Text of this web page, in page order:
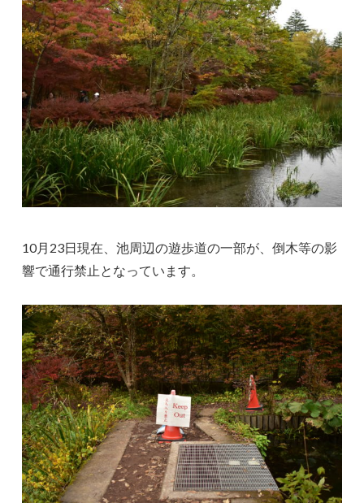
10月23日現在、池周辺の遊歩道の一部が、倒木等の影
響で通行禁止となっています。